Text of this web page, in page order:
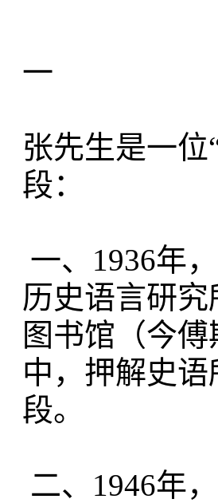
一
张先生是一
段：
一、1936年
历史语言研
图书馆（今
中，押解史
段。
二、1946年